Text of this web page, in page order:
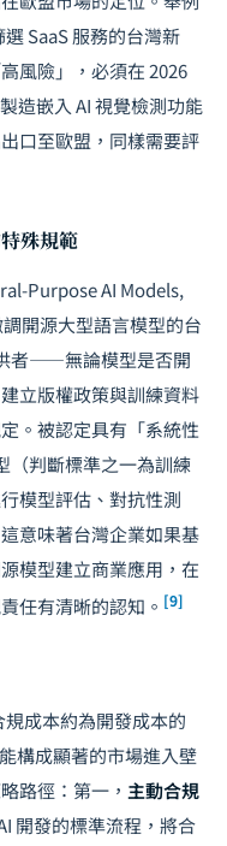
SaaS 服務的台灣新
風險」，必須在 2026
造嵌入 AI 視覺檢測功能
口至歐盟，同樣需要評
殊規範
Purpose AI Models,
開源大型語言模型的台
者——無論模型是否開
立版權政策與訓練資料
。被認定具有「系統性
（判斷標準之一為訓練
模型評估、對抗性測
意味著台灣企業如果基
模型建立商業應用，在
任有清晰的認知。 [9]
成本約為開發成本的
構成顯著的市場進入壁
路徑：第一， 主動合規
開發的標準流程，將合